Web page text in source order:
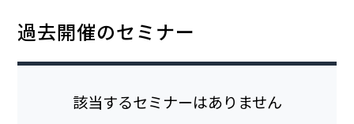
過去開催のセミナー
該当するセミナーはありません